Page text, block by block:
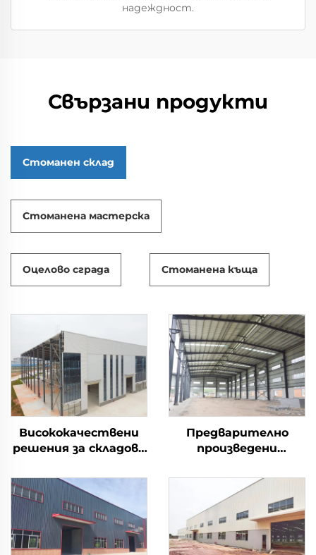
надеждност.
Свързани продукти
Стоманен склад
Стоманена мастерска
Оцелово сграда Стоманена къща
Висококачествени
решения за складове
конструкция за
глобални проекти
Предварително
произведени
стомана за
съхранение и
логистика